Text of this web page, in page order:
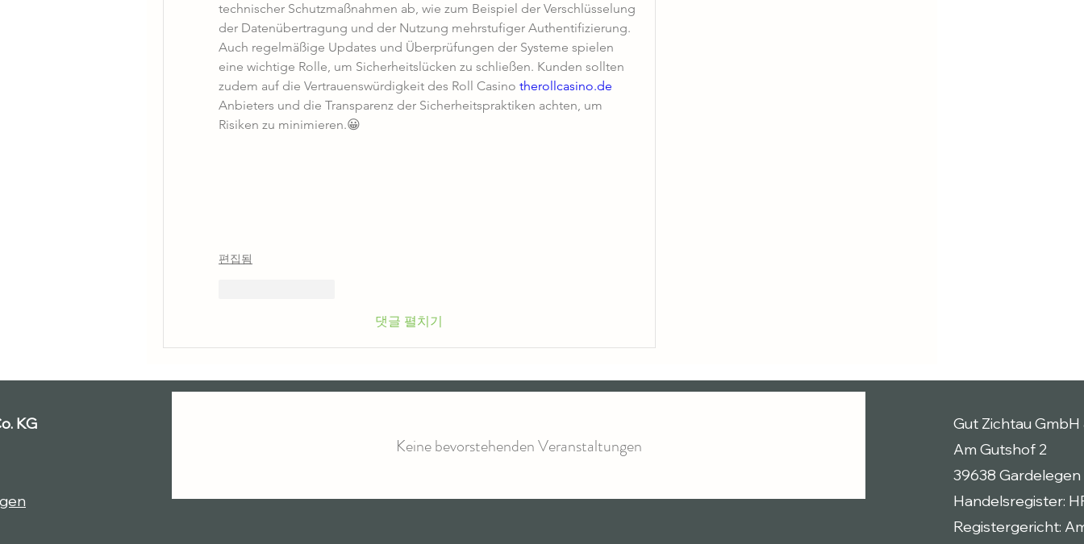
technischer Schutzmaßnahmen ab, wie zum Beispiel der Verschlüsselung
der Datenübertragung und der Nutzung mehrstufiger Authentifizierung.
Auch regelmäßige Updates und Überprüfungen der Systeme spielen
eine wichtige Rolle, um Sicherheitslücken zu schließen. Kunden sollten
zudem auf die Vertrauenswürdigkeit des Roll Casino therollcasino.de
Anbieters und die Transparenz der Sicherheitspraktiken achten, um
Risiken zu minimieren.😀
편집됨
댓글 펼치기
KG
Keine bevorstehenden Veranstaltungen
Gut Zichtau GmbH
Am Gutshof 2
39638 Gardelegen
Handelsregister:
Registergericht: